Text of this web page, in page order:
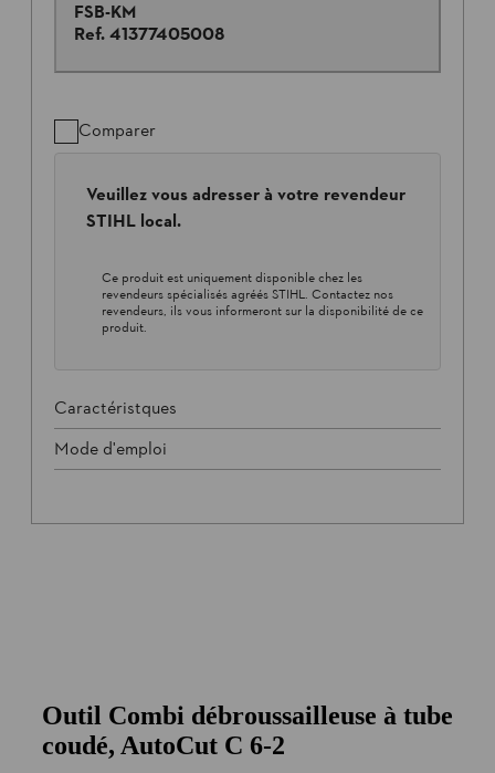
FSB-KM
Ref. 41377405008
Comparer
Veuillez vous adresser à votre revendeur
STIHL local.
Ce produit est uniquement disponible chez les
revendeurs spécialisés agréés STIHL. Contactez nos
revendeurs, ils vous informeront sur la disponibilité de ce
produit.
Caractéristques
Mode d'emploi
Outil Combi débroussailleuse à tube
coudé, AutoCut C 6-2